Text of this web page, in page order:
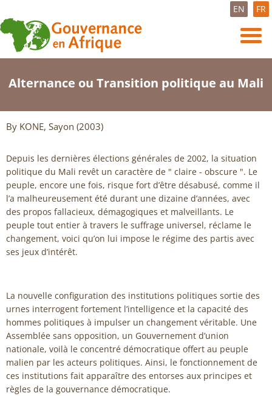
EN FR
Alternance ou Transition politique au Mali
By KONE, Sayon (2003)
Depuis les dernières élections générales de 2002, la situation
politique du Mali revêt un caractère de " claire - obscure ". Le
peuple, encore une fois, risque fort d’être désabusé, comme il
l’a malheureusement été durant une dizaine d’années, avec
des propos fallacieux, démagogiques et malveillants. Le
peuple tout entier à travers le suffrage universel, réclame le
changement, voici qu’on lui impose le régime des partis avec
ses jeux d’intérêt.
La nouvelle configuration des institutions politiques sortie des
urnes interrogent fortement l’intelligence et la capacité des
hommes politiques à impulser un changement véritable. Une
Assemblée sans opposition, un Gouvernement d’union
nationale, voilà le concentré démocratique offert au peuple
malien par les acteurs politiques. Ainsi, le fonctionnement de
ces institutions fait apparaître des entorses aux principes et
règles de la gouvernance démocratique.